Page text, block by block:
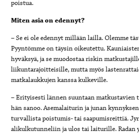
poistua.
Miten asia on edennyt?
– Se ei ole edennyt millään lailla. Olemme
Pyyntömme on täysin oikeutettu.
hyväksyä, ja se muodostaa riskin
liikuntarajoitteisille, mutta myös
matkalaukkujen kanssa kulkeville.
– Erityisesti lännen suuntaan matkustavien
hän sanoo. Asemalaiturin ja junan
turvallista poistumis- tai saapumisreittiä.
alikulkutunneliin ja ulos tai laiturille. Radan